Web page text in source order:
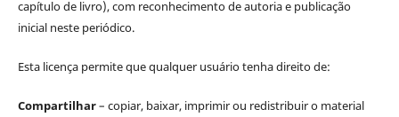
capítulo de livro), com reconhecimento de autoria e publicação
inicial neste periódico.
Esta licença permite que qualquer usuário tenha direito de:
Compartilhar– copiar, baixar, imprimir ou redistribuir o material